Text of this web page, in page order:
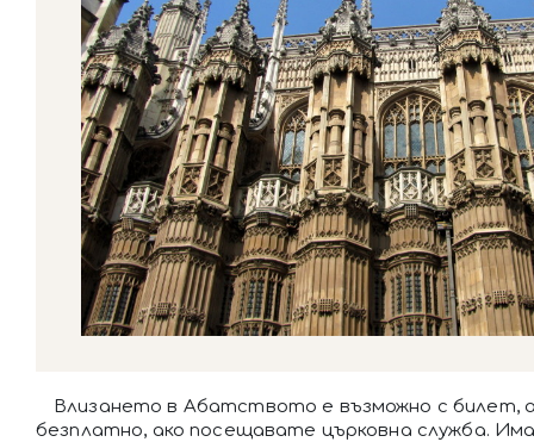
Влизането в Абатството е възможно с билет,
безплатно, ако посещавате църковна служба.